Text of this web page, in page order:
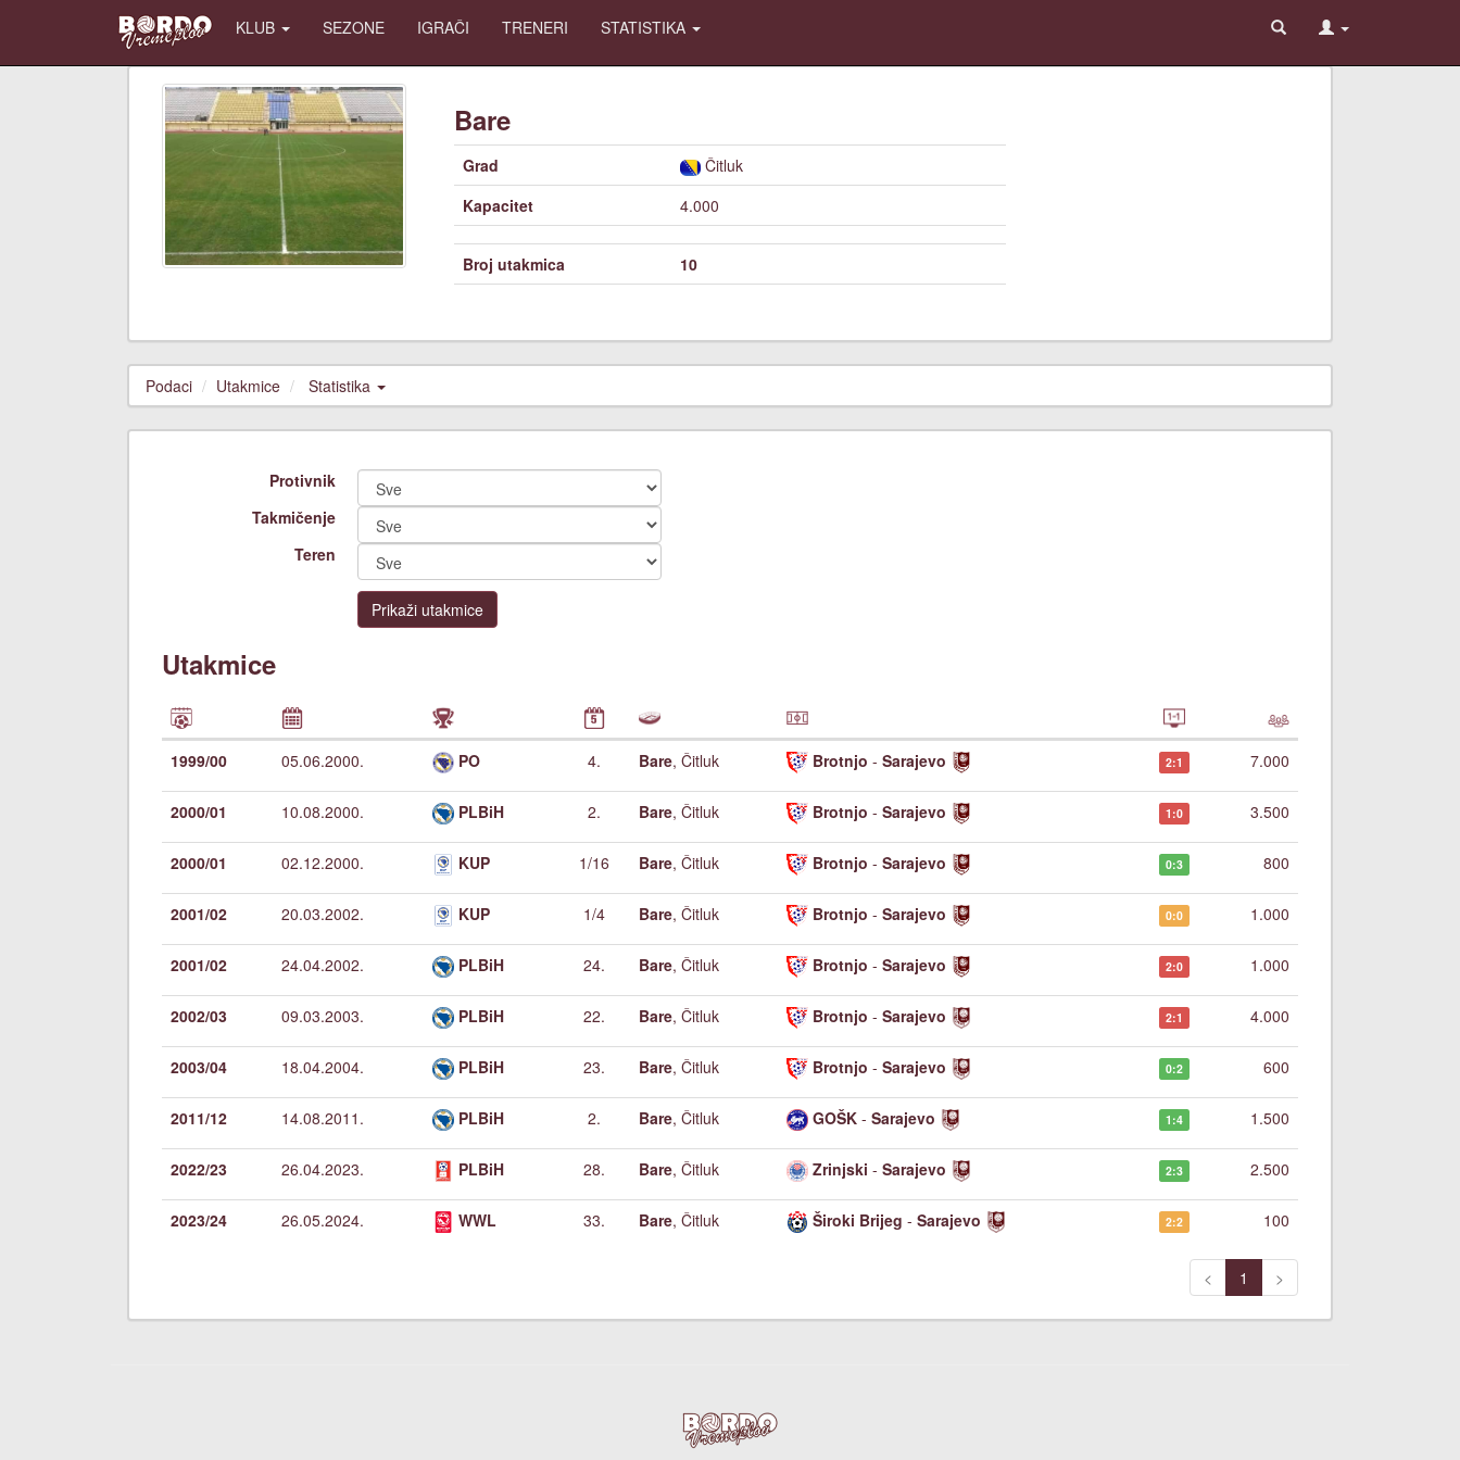
KLUB SEZONE IGRAČI TRENERI STATISTIKA
Bare
Grad
Čitluk
Kapacitet
4.000
Broj utakmica 10
Podaci Utakmice Statistika
Protivnik
Takmičenje
Teren
Prikaži utakmice
Utakmice
1999/00 05.06.2000. PO 4. Bare, Čitluk Brotnjo - Sarajevo 2:1 7.000
2000/01 10.08.2000. PLBiH 2. Bare, Čitluk Brotnjo - Sarajevo 1:0 3.500
2000/01 02.12.2000. KUP 1/16 Bare, Čitluk Brotnjo - Sarajevo 0:3 800
2001/02 20.03.2002. KUP 1/4 Bare, Čitluk Brotnjo - Sarajevo 0:0 1.000
2001/02 24.04.2002. PLBiH 24. Bare, Čitluk Brotnjo - Sarajevo 2:0 1.000
2002/03 09.03.2003. PLBiH 22. Bare, Čitluk Brotnjo - Sarajevo 2:1 4.000
2003/04 18.04.2004. PLBiH 23. Bare, Čitluk Brotnjo - Sarajevo 0:2 600
2011/12 14.08.2011. PLBiH 2. Bare, Čitluk GOŠK - Sarajevo 1:4 1.500
2022/23 26.04.2023. PLBiH 28. Bare, Čitluk Zrinjski - Sarajevo 2:3 2.500
2023/24 26.05.2024. WWL 33. Bare, Čitluk Široki Brijeg - Sarajevo 2:2 100
< 1 >